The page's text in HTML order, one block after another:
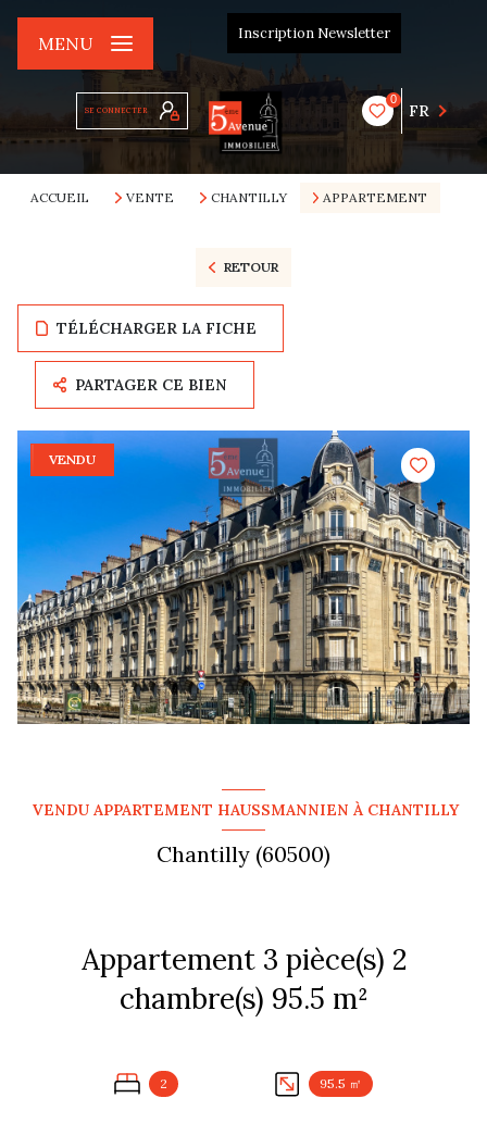
SE CONNECTER
Inscription Newsletter
0
FR
MENU
ACCUEIL VENTE CHANTILLY APPARTEMENT
RETOUR
TÉLÉCHARGER LA FICHE
PARTAGER CE BIEN
VENDU
VENDU APPARTEMENT HAUSSMANNIEN À CHANTILLY
Chantilly (60500)
Appartement 3 pièce(s) 2
chambre(s) 95.5 m²
2 95.5 ㎡